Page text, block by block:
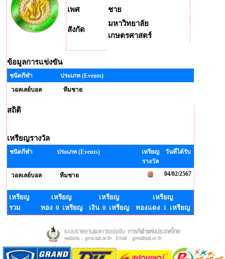
เพศ
ชาย
สังกัด
มหาวิทยาลัย
เกษตรศาสตร์
ข้อมูลการแข่งขัน
ชนิดกีฬา
ประเภท (Events)
วอลเลย์บอล
ทีมชาย
สถิติ
เหรียญรางวัล
ชนิดกีฬา ประเภท (Events)
เหรียญ
รางวัล
วันที่ได้รับ
วอลเลย์บอล ทีมชาย 04/02/2567
เหรียญ
รวม
เหรียญ
ทอง 0 เหรียญ
เหรียญ
เงิน 0 เหรียญ
เหรียญ
ทองแดง 1 เหรียญ